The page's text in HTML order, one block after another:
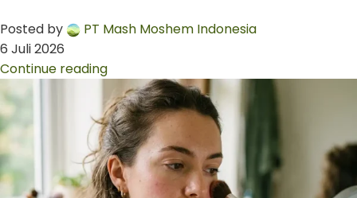
Posted by
PT Mash Moshem Indonesia
6 Juli 2026
Continue reading